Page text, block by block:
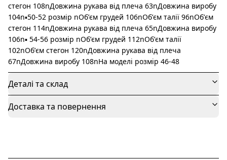
стегон 108nДовжина рукава від плеча 63nДовжина виробу
104n▪️50-52 розмір nОбʼєм грудей 106nОбʼєм талії 96nОбʼєм
стегон 114nДовжина рукава від плеча 65nДовжина виробу
106n▪️ 54-56 розмір nОбʼєм грудей 112nОбʼєм талії
102nОбʼєм стегон 120nДовжина рукава від плеча
67nДовжина виробу 108nНа моделі розмір 46-48
Деталі та склад
Доставка та повернення